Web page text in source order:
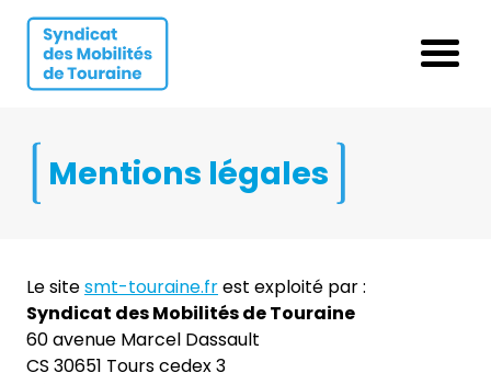
Aller au contenu
Aller au menu
Ouvrir
Mentions légales
Le sitesmt-touraine.frest exploité par :
Syndicat des Mobilités de Touraine
60 avenue Marcel Dassault
CS 30651 Tours cedex 3